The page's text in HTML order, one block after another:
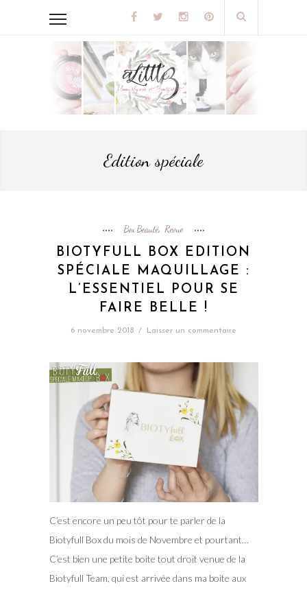
Edition spéciale
Box Beauté, Revue
BIOTYFULL BOX EDITION
SPÉCIALE MAQUILLAGE :
L’ESSENTIEL POUR SE
FAIRE BELLE !
6 novembre 2018 / Laisser un commentaire
C’est encore un peu tôt pour te parler de la
Biotyfull Box du mois de Novembre et pourtant…
C’est bien une petite boite tout droit venue de la
Biotyfull Team, qui est arrivée dans ma boite aux